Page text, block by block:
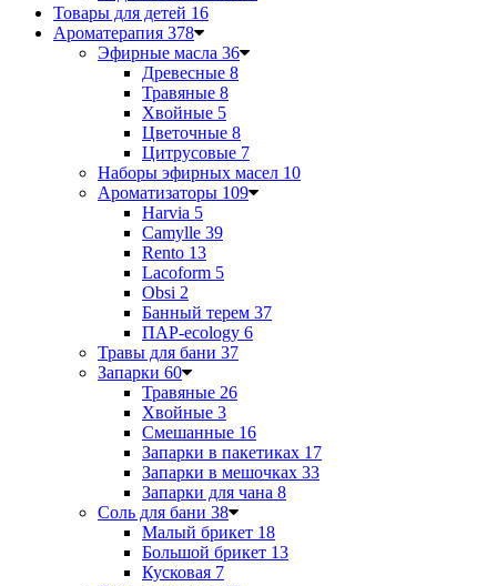
Товары для детей 16
Ароматерапия 378
Эфирные масла 36
Древесные 8
Травяные 8
Хвойные 5
Цветочные 8
Цитрусовые 7
Наборы эфирных масел 10
Ароматизаторы 109
Harvia 5
Camylle 39
Rento 13
Lacoform 5
Obsi 2
Банный терем 37
ПАР-ecology 6
Травы для бани 37
Запарки 60
Травяные 26
Хвойные 3
Смешанные 16
Запарки в пакетиках 17
Запарки в мешочках 33
Запарки для чана 8
Соль для бани 38
Малый брикет 18
Большой брикет 13
Кусковая 7